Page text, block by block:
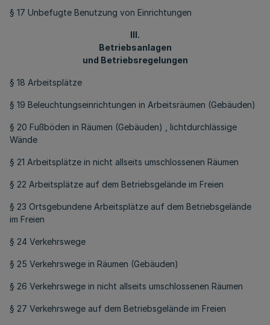
§ 17 Unbefugte Benutzung von Einrichtungen
III.
Betriebsanlagen
und Betriebsregelungen
§ 18 Arbeitsplätze
§ 19 Beleuchtungseinrichtungen in Arbeitsräumen (Gebäuden)
§ 20 Fußböden in Räumen (Gebäuden) , lichtdurchlässige
Wände
§ 21 Arbeitsplätze in nicht allseits umschlossenen Räumen
§ 22 Arbeitsplätze auf dem Betriebsgelände im Freien
§ 23 Ortsgebundene Arbeitsplätze auf dem Betriebsgelände
im Freien
§ 24 Verkehrswege
§ 25 Verkehrswege in Räumen (Gebäuden)
§ 26 Verkehrswege in nicht allseits umschlossenen Räumen
§ 27 Verkehrswege auf dem Betriebsgelände im Freien